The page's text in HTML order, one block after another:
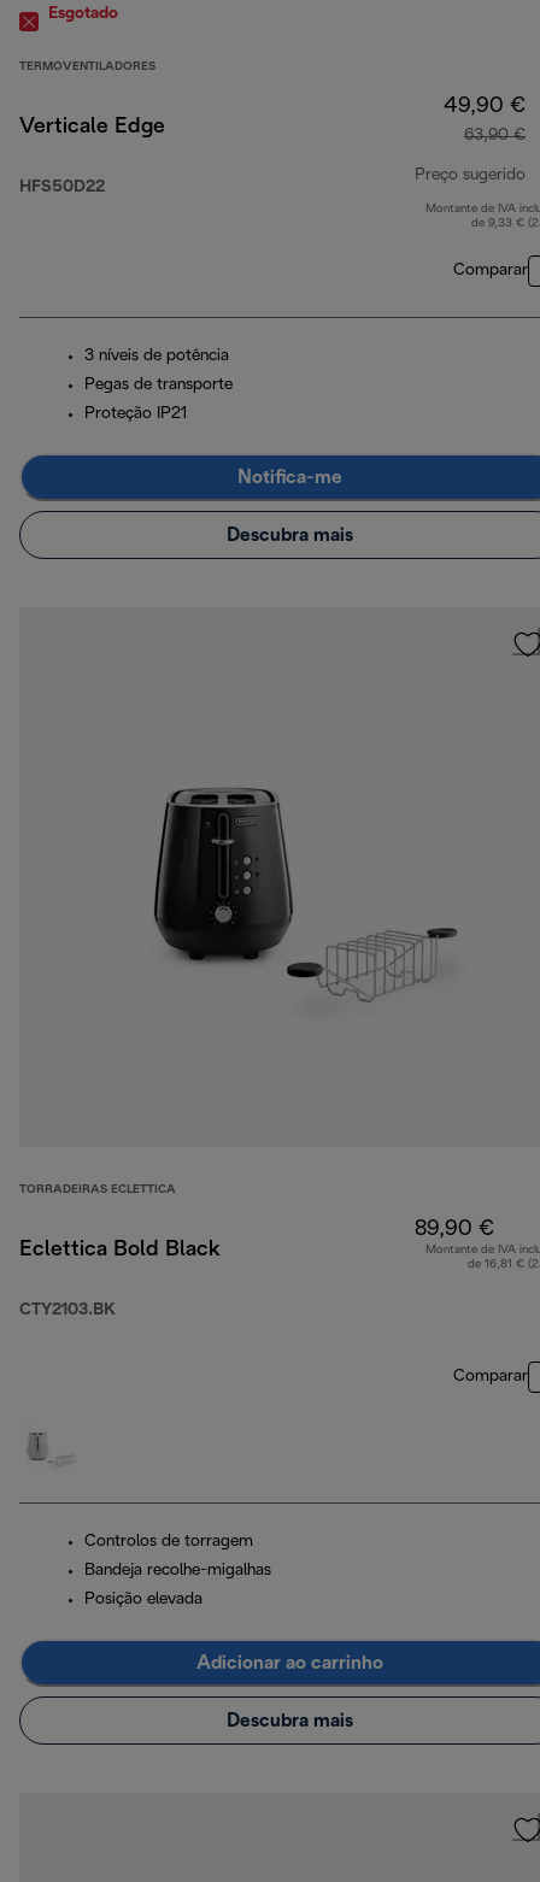
Esgotado
TERMOVENTILADORES
Verticale Edge
HFS50D22
49,90 €
63,90 €
Preço sugerido
Montante de IVA
de 9,33 €
Comparar
3 níveis de potência
Pegas de transporte
Proteção IP21
Notifica-me
Descubra mais
TORRADEIRAS ECLETTICA
Eclettica Bold Black
CTY2103.BK
89,90 €
Montante de IVA
de 16,81 €
Comparar
Controlos de torragem
Bandeja recolhe-migalhas
Posição elevada
Adicionar ao carrinho
Descubra mais